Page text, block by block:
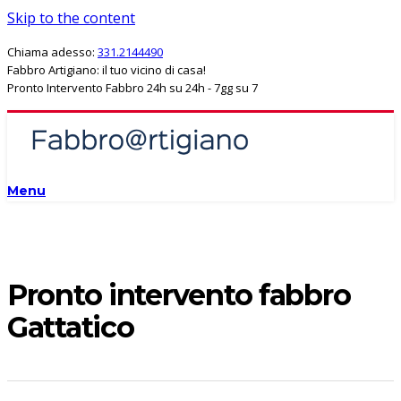
Skip to the content
Chiama adesso: 331.2144490
Fabbro Artigiano: il tuo vicino di casa!
Pronto Intervento Fabbro 24h su 24h - 7gg su 7
Menu
Pronto intervento fabbro
Gattatico